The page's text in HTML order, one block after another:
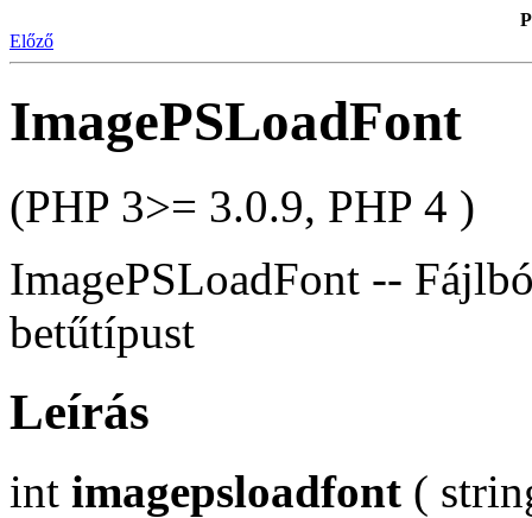
Előző
ImagePSLoadFont
(PHP 3>= 3.0.9, PHP 4 )
ImagePSLoadFont --
betűtípust
Leírás
int imagepsloadfont (